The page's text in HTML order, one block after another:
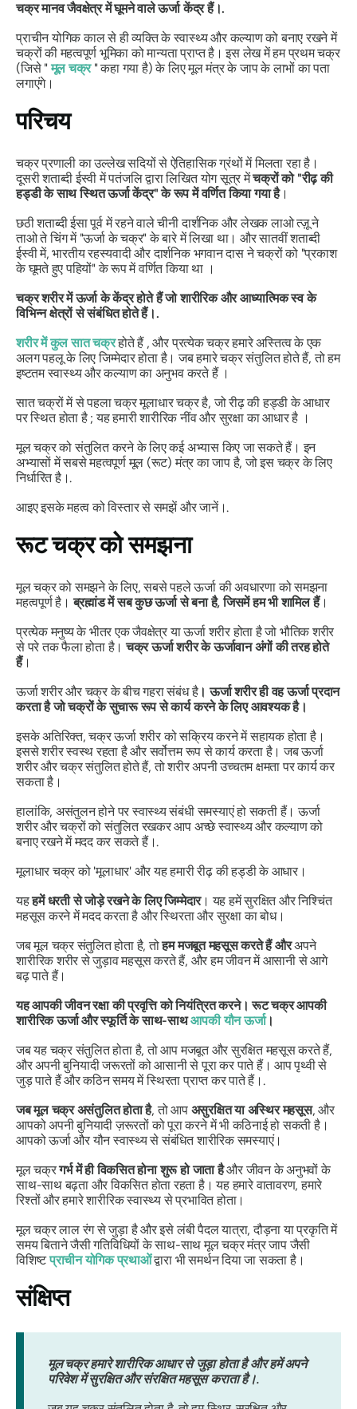
चक्र मानव जैवक्षेत्र में घूमने वाले ऊर्जा केंद्र हैं।.
प्राचीन योगिक काल से ही व्यक्ति के स्वास्थ्य और कल्याण को बनाए रखने में
चक्रों की महत्वपूर्ण भूमिका को मान्यता प्राप्त है। इस लेख में हम प्रथम चक्र
(जिसे "मूल चक्र" कहा गया है) के लिए मूल मंत्र के जाप के लाभों का पता
लगाएंगे।
परिचय
चक्र प्रणाली का उल्लेख सदियों से ऐतिहासिक ग्रंथों में मिलता रहा है।
दूसरी शताब्दी ईस्वी में पतंजलि द्वारा लिखित योग सूत्र मेंचक्रों को "रीढ़ की
हड्डी के साथ स्थित ऊर्जा केंद्र" के रूप में वर्णित किया गया है।
छठी शताब्दी ईसा पूर्व में रहने वाले चीनी दार्शनिक और लेखक लाओ त्ज़ू ने
ताओ ते चिंग में "ऊर्जा के चक्र"के बारे में लिखा था। और सातवीं शताब्दी
ईस्वी में, भारतीय रहस्यवादी और दार्शनिक भगवान दास नेचक्रों को "प्रकाश
के घूमते हुए पहियों" के रूप मेंवर्णित किया था ।
चक्र शरीर में ऊर्जा के केंद्र होते हैं जो शारीरिक और आध्यात्मिक स्व के
विभिन्न क्षेत्रों से संबंधित होते हैं।.
शरीर में कुल सात चक्रहोते हैं , और प्रत्येक चक्र हमारे अस्तित्व के एक
अलग पहलू के लिए जिम्मेदार होता है। जब हमारे चक्र संतुलित होते हैं, तो हम
इष्टतम स्वास्थ्य और कल्याण काअनुभव करते हैं ।
सात चक्रों में से पहला चक्र मूलाधार चक्र है,जो रीढ़ की हड्डी के आधार
पर स्थित होता है; यहहमारी शारीरिक नींव और सुरक्षाका आधार है ।
मूल चक्र को संतुलित करने के लिए कई अभ्यास किए जा सकते हैं। इन
अभ्यासों में सबसे महत्वपूर्ण मूल (रूट) मंत्र का जाप है, जो इस चक्र के लिए
निर्धारित है।.
आइए इसके महत्व को विस्तार से समझें और जानें।.
रूट चक्र को समझना
मूल चक्र को समझने के लिए, सबसे पहले ऊर्जा की अवधारणा को समझना
महत्वपूर्ण है।ब्रह्मांड में सब कुछ ऊर्जा से बना है, जिसमें हम भी शामिल हैं।
प्रत्येक मनुष्य के भीतर एक जैवक्षेत्र या ऊर्जा शरीर होता है जो भौतिक शरीर
से परे तक फैला होता है।चक्र ऊर्जा शरीर के ऊर्जावान अंगों की तरह होते
हैं।
ऊर्जा शरीर और चक्र के बीच गहरा संबंध है। ऊर्जा शरीर ही वह ऊर्जा प्रदान
करता है जो चक्रों के सुचारू रूप से कार्य करने के लिए आवश्यक है।
इसके अतिरिक्त, चक्र ऊर्जा शरीर को सक्रिय करने में सहायक होता है।
इससे शरीर स्वस्थ रहता है और सर्वोत्तम रूप से कार्य करता है। जबऊर्जा
शरीर और चक्र संतुलित होते हैं, तो शरीर अपनी उच्चतम क्षमता पर कार्य कर
सकता है।
हालांकि, असंतुलन होने पर स्वास्थ्य संबंधी समस्याएं हो सकती हैं। ऊर्जा
शरीर और चक्रों को संतुलित रखकर आप अच्छे स्वास्थ्य और कल्याण को
बनाए रखने में मदद कर सकते हैं।.
मूलाधार चक्र को 'मूलाधार'और यहहमारी रीढ़ की हड्डी के आधार।
यहहमें धरती से जोड़े रखने के लिए जिम्मेदार। यहहमें सुरक्षित और निश्चिंत
महसूस करने में मदद करता है औरस्थिरता और सुरक्षा का बोध।
जब मूल चक्र संतुलित होता है, तोहम मजबूत महसूस करते हैं औरअपने
शारीरिक शरीर से जुड़ाव महसूस करते हैं, और हम जीवन में आसानी से आगे
बढ़ पाते हैं।
यहआपकी जीवन रक्षा की प्रवृत्ति को नियंत्रित करने। रूट चक्र आपकी
शारीरिक ऊर्जा और स्फूर्ति के साथ-साथआपकी यौन ऊर्जा।
जब यह चक्र संतुलित होता है, तो आप मजबूत और सुरक्षित महसूस करते हैं,
और अपनी बुनियादी जरूरतों को आसानी से पूरा कर पाते हैं। आप पृथ्वी से
जुड़ पाते हैं और कठिन समय में स्थिरता प्राप्त कर पाते हैं।.
जब मूल चक्र असंतुलित होता है, तो आप असुरक्षित या अस्थिर महसूस, और
आपको अपनी बुनियादी ज़रूरतों को पूरा करने में भी कठिनाई हो सकती है।
आपकोऊर्जा और यौन स्वास्थ्य से संबंधित शारीरिक समस्याएं।
मूल चक्रगर्भ में ही विकसित होना शुरू हो जाता हैऔर जीवन के अनुभवों के
साथ-साथ बढ़ता और विकसित होता रहता है। यहहमारे वातावरण, हमारे
रिश्तों और हमारे शारीरिक स्वास्थ्य से प्रभावित होता।
मूल चक्र लाल रंग से जुड़ा है और इसे लंबी पैदल यात्रा, दौड़ना या प्रकृति में
समय बिताने जैसी गतिविधियों के साथ-साथ मूल चक्र मंत्र जाप जैसी
विशिष्टप्राचीन योगिक प्रथाओंद्वारा भी समर्थन दिया जा सकता है।
संक्षिप्त
मूल चक्र हमारे शारीरिक आधार से जुड़ा होता है और हमें अपने
परिवेश में सुरक्षित और संरक्षित महसूस कराता है।.